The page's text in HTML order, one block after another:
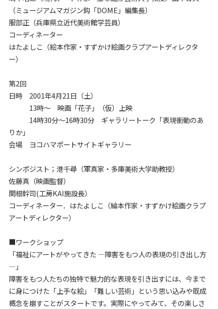
（ミュージアムマガジン鈎「DOME」編集長）
服部正（兵庫県立近代美術館学芸員）
コーディネーター
はたよしこ（絵本作家・すずかけ絵画クラプアートディレクタ
ー）
第2回
日時 2001年4月21日（土）
13時～ 映画「花子」（仮）上映
14時30分～16時30分 ギャラリートーク「表現衝動のあ
りか」
会場 ヨコハマポートサイトギャラリー
シンポジスト；港千尋（軍真家・多庫美術大学助教授）
佐藤真（映画監督）
関根幹司(工房KAI施設長）
コーディネーター．はたよしこ（綸本作家・すずかけ絵画クラプ
アートディレクター）
■ワークショップ
「福祉にアートがやってきた —障害をもつ人の表現の引き出し方
—」
障害をもつ人たちの独特で魅力的な表現を引き出すには、今まで
に身につけた「上手な絵」「難しい芸術」という思い込みや既成
概念を崩すことがスタートです。実際にやってみて、その楽しさ